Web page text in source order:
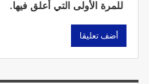
للمرة الأولى التي أعلق فيها.